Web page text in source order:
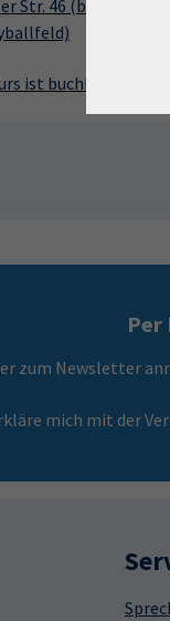
Str. 46 (beim
Per
zum Newsletter
mich mit der